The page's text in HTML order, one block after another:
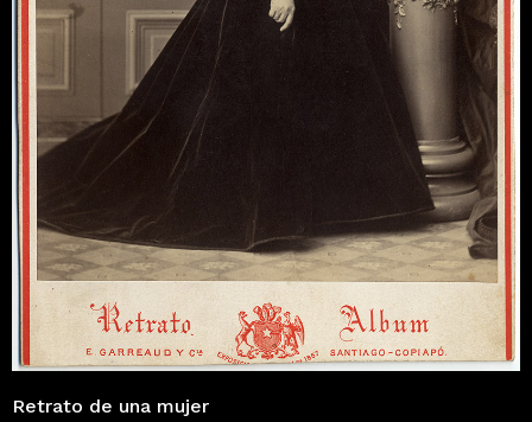
Retrato de una mujer